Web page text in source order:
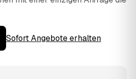
Sofort Angebote erhalten